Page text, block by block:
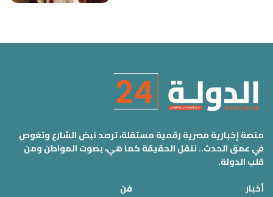
منصة إخبارية مصرية رقمية مستقلة، ترصد نبض الشارع وتغوص
في عمق الحدث.. ننقل الحقيقة كما هي، بصوت المواطن ومن
قلب الدولة.
أخبار
فن